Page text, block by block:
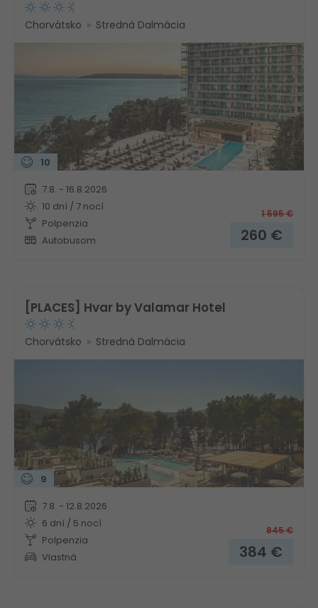
Chorvátsko Stredná Dalmácia
10
7.8. - 16.8.2026
10 dní / 7 nocí
Polpenzia
Autobusom
1 595€
260 €
[PLACES] Hvar by Valamar Hotel
Chorvátsko Stredná Dalmácia
9
7.8. - 12.8.2026
6 dní / 5 nocí
Polpenzia
Vlastná
845€
384 €